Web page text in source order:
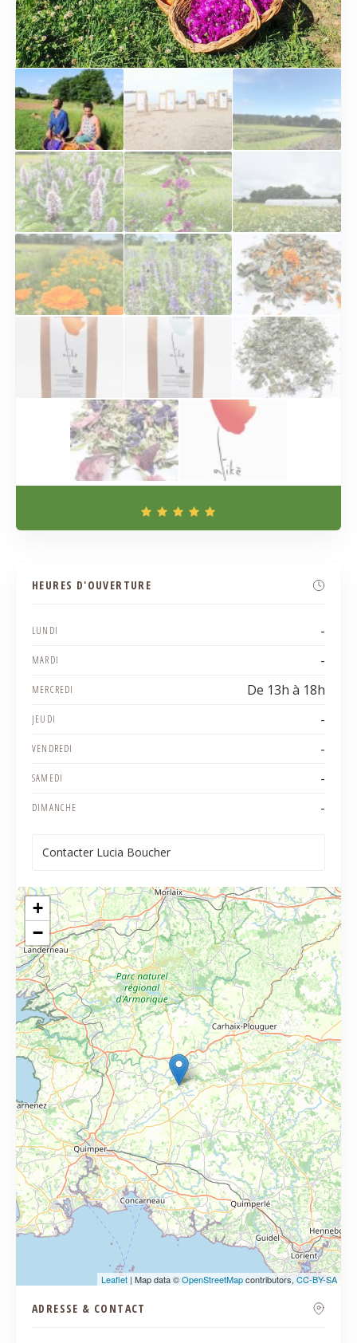
HEURES D'OUVERTURE
LUNDI -
MARDI -
MERCREDI De 13h à 18h
JEUDI -
VENDREDI -
SAMEDI -
DIMANCHE -
Contacter Lucia Boucher
+
−
Leaflet | Map data ©OpenStreetMapcontributors, CC-BY-SA
ADRESSE & CONTACT